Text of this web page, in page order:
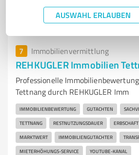
AUSWAHL ERLAUBEN
71Bewertungen (1 Quelle)
7 Immobilienvermittlung
REHKUGLER Immobilien
Professionelle
Tettnang durch REHKUGLER Imm
IMMOBILIENBEWERTUNG GUTACHTEN
TETTNANG RESTNUTZUNGSDAUER ERBSCHAFT
MARKTWERT IMMOBILIENGUTACHTER
MIETERHÖHUNGS-SERVICE YOUTUBE-KANAL